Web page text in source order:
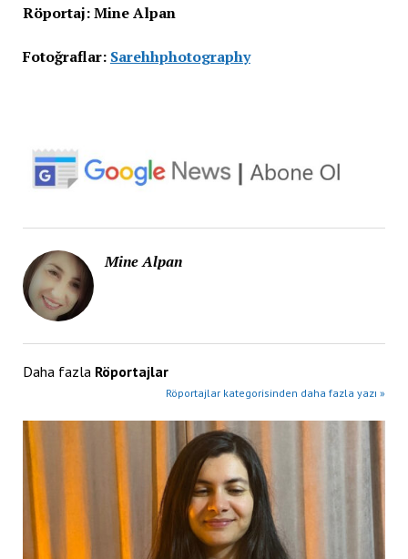
Röportaj: Mine Alpan
Fotoğraflar: Sarehhphotography
Mine Alpan
Daha fazla Röportajlar
Röportajlar kategorisinden daha fazla yazı »